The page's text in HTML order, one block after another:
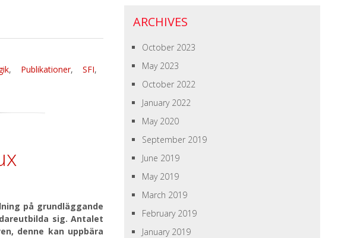
, Publikationer,SFI,
på grundläggande
sig. Antalet
denne kan uppbära
ARCHIVES
October 2023
May 2023
October 2022
January 2022
May 2020
September 2019
June 2019
May 2019
March 2019
February 2019
January 2019